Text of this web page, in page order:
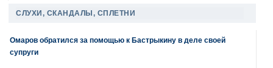
СЛУХИ, СКАНДАЛЫ, СПЛЕТНИ
Омаров обратился за помощью к Бастрыкину в деле своей
супруги